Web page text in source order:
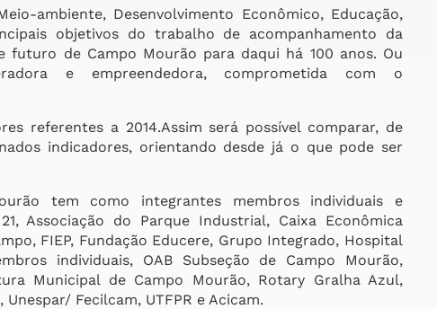
ambiente, Desenvolvimento Econômico, Educação,
objetivos do trabalho de acompanhamento da
de Campo Mourão para daqui há 100 anos. Ou
e empreendedora, comprometida com o
referentes a 2014.Assim será possível comparar, de
indicadores, orientando desde já o que pode ser
tem como integrantes membros individuais e
Associação do Parque Industrial, Caixa Econômica
FIEP, Fundação Educere, Grupo Integrado, Hospital
individuais, OAB Subseção de Campo Mourão,
Municipal de Campo Mourão, Rotary Gralha Azul,
Fecilcam, UTFPR e Acicam.